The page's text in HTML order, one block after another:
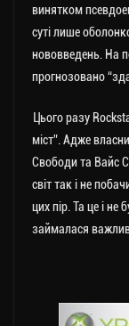
винятком
суті лише
нововведень. На
прогнозовано
Цього разу
міст”. Адже
Свободи та Вайс
світ так і не
цих пір. Та це і не
займалася